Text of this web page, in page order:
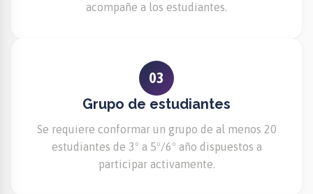
acompañe a los estudiantes.
03
Grupo de estudiantes
Se requiere conformar un grupo de al menos 20
estudiantes de 3º a 5º/6º año dispuestos a
participar activamente.